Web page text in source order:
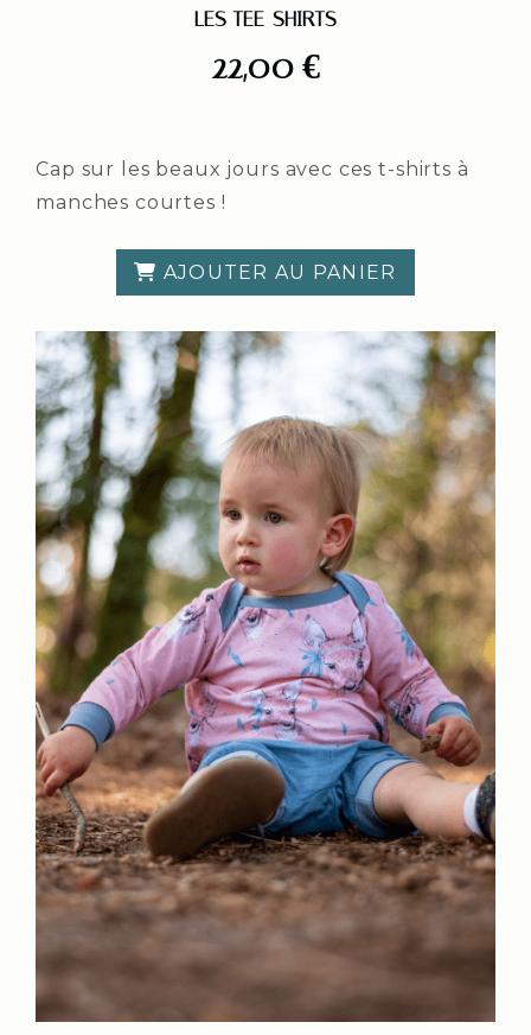
LES TEE-SHIRTS
22,00€
Cap sur les beaux jours avec ces t-shirts à
manches courtes !
AJOUTER AU PANIER